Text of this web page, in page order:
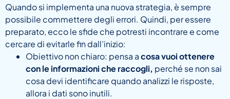
Quando si implementa una nuova strategia, è sempre
possibile commettere degli errori. Quindi, per essere
preparato, ecco le sfide che potresti incontrare e come
cercare di evitarle fin dall’inizio:
Obiettivo non chiaro: pensa acosa vuoi ottenere
con le informazioni che raccogli, perché se non sai
cosa devi identificare quando analizzi le risposte,
allora i dati sono inutili.